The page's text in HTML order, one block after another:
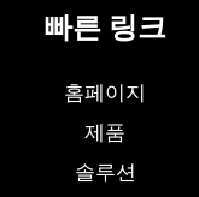
빠른 링크
홈페이지
제품
솔루션